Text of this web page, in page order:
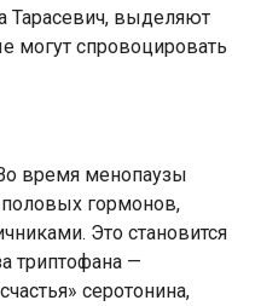
Тарасевич, выделяют
могут спровоцировать
время менопаузы
гормонов,
Это становится
триптофана —
серотонина,